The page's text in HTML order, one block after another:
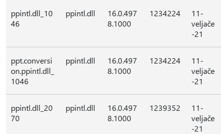
ppintl.dll_10
46
ppintl.dll
16.0.497
8.1000
1234224
11-
veljače
-21
ppt.conversi
on.ppintl.dll_
1046
ppintl.dll
16.0.497
8.1000
1234224
11-
veljače
-21
ppintl.dll_20
70
ppintl.dll
16.0.497
8.1000
1239352
11-
veljače
-21